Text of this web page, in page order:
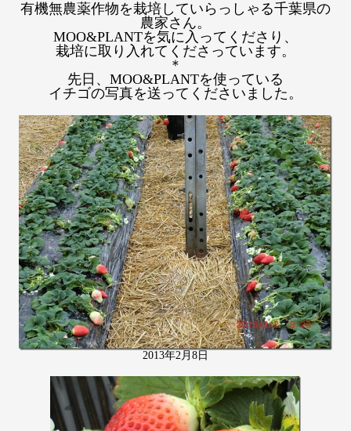
有機無農薬作物を栽培してい らっしゃる千葉県の
農家さん。
MOO&PLANTを気に入ってくださり、
栽培に取り入れてくださっています。
＊
先日、MOO&PLANTを使っている
イチゴの写真を送ってくださいました。
2013年2月8日